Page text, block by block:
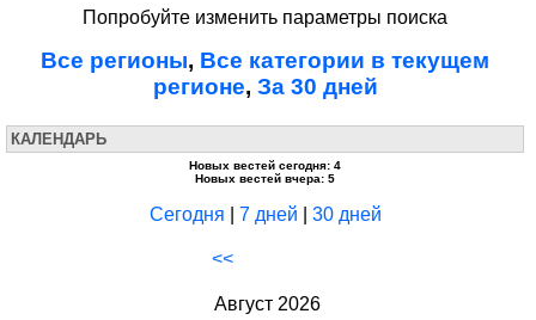
Попробуйте изменить параметры поиска
Все регионы, Все категории в текущем
регионе, За 30 дней
КАЛЕНДАРЬ
Новых вестей сегодня: 4
Новых вестей вчера: 5
Сегодня 7 дней 30 дней
<<
Август 2026